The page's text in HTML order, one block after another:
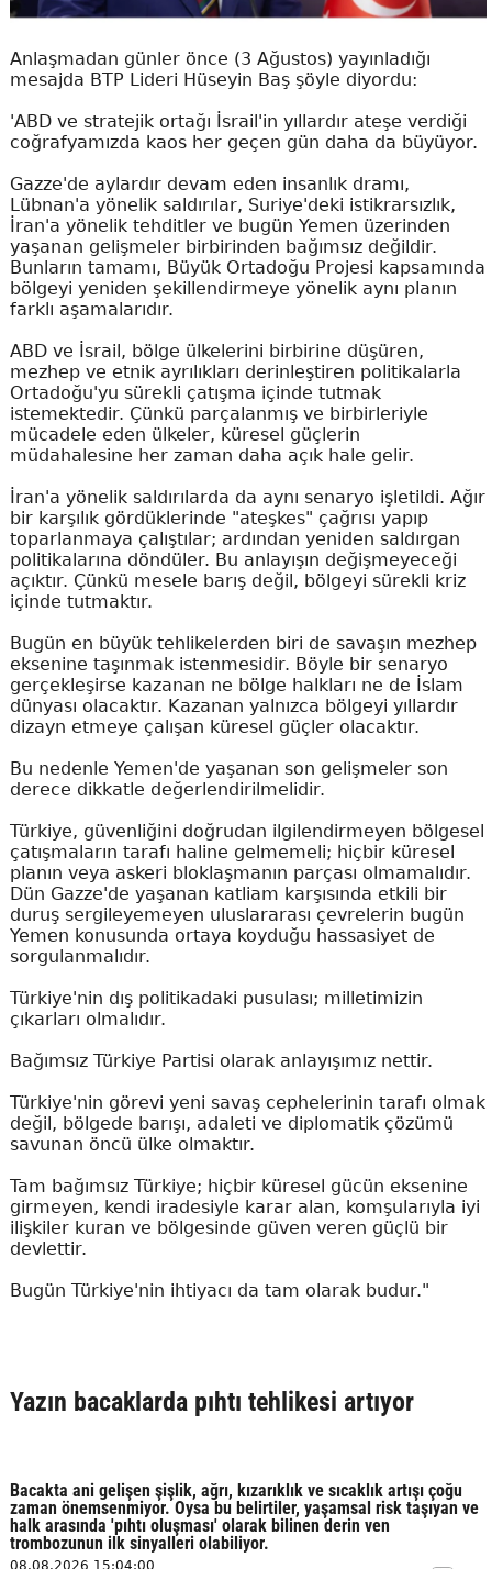
Anlaşmadan günler önce (3 Ağustos) yayınladığı
mesajda BTP Lideri Hüseyin Baş şöyle diyordu:
'ABD ve stratejik ortağı İsrail'in yıllardır ateşe verdiği
coğrafyamızda kaos her geçen gün daha da büyüyor.
Gazze'de aylardır devam eden insanlık dramı,
Lübnan'a yönelik saldırılar, Suriye'deki istikrarsızlık,
İran'a yönelik tehditler ve bugün Yemen üzerinden
yaşanan gelişmeler birbirinden bağımsız değildir.
Bunların tamamı, Büyük Ortadoğu Projesi kapsamında
bölgeyi yeniden şekillendirmeye yönelik aynı planın
farklı aşamalarıdır.
ABD ve İsrail, bölge ülkelerini birbirine düşüren,
mezhep ve etnik ayrılıkları derinleştiren politikalarla
Ortadoğu'yu sürekli çatışma içinde tutmak
istemektedir. Çünkü parçalanmış ve birbirleriyle
mücadele eden ülkeler, küresel güçlerin
müdahalesine her zaman daha açık hale gelir.
İran'a yönelik saldırılarda da aynı senaryo işletildi. Ağır
bir karşılık gördüklerinde "ateşkes" çağrısı yapıp
toparlanmaya çalıştılar; ardından yeniden saldırgan
politikalarına döndüler. Bu anlayışın değişmeyeceği
açıktır. Çünkü mesele barış değil, bölgeyi sürekli kriz
içinde tutmaktır.
Bugün en büyük tehlikelerden biri de savaşın mezhep
eksenine taşınmak istenmesidir. Böyle bir senaryo
gerçekleşirse kazanan ne bölge halkları ne de İslam
dünyası olacaktır. Kazanan yalnızca bölgeyi yıllardır
dizayn etmeye çalışan küresel güçler olacaktır.
Bu nedenle Yemen'de yaşanan son gelişmeler son
derece dikkatle değerlendirilmelidir.
Türkiye, güvenliğini doğrudan ilgilendirmeyen bölgesel
çatışmaların tarafı haline gelmemeli; hiçbir küresel
planın veya askeri bloklaşmanın parçası olmamalıdır.
Dün Gazze'de yaşanan katliam karşısında etkili bir
duruş sergileyemeyen uluslararası çevrelerin bugün
Yemen konusunda ortaya koyduğu hassasiyet de
sorgulanmalıdır.
Türkiye'nin dış politikadaki pusulası; milletimizin
çıkarları olmalıdır.
Bağımsız Türkiye Partisi olarak anlayışımız nettir.
Türkiye'nin görevi yeni savaş cephelerinin tarafı olmak
değil, bölgede barışı, adaleti ve diplomatik çözümü
savunan öncü ülke olmaktır.
Tam bağımsız Türkiye; hiçbir küresel gücün eksenine
girmeyen, kendi iradesiyle karar alan, komşularıyla iyi
ilişkiler kuran ve bölgesinde güven veren güçlü bir
devlettir.
Bugün Türkiye'nin ihtiyacı da tam olarak budur."
Yazın bacaklarda pıhtı tehlikesi artıyor
Bacakta ani gelişen şişlik, ağrı, kızarıklık ve sıcaklık artışı çoğu
zaman önemsenmiyor. Oysa bu belirtiler, yaşamsal risk taşıyan ve
halk arasında 'pıhtı oluşması' olarak bilinen derin ven
trombozunun ilk sinyalleri olabiliyor.
08.08.2026 15:04:00